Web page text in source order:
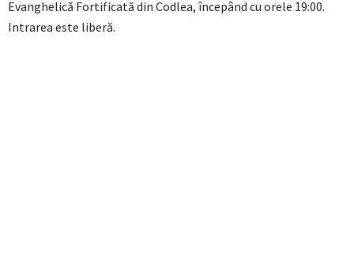
Evanghelică Fortificată din Codlea, începând cu orele 19:00.
Intrarea este liberă.